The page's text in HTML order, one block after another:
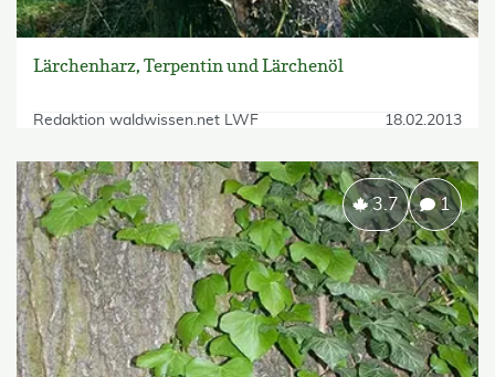
Lärchenharz, Terpentin und Lärchenöl
Redaktion waldwissen.net LWF 18.02.2013
3.7 1